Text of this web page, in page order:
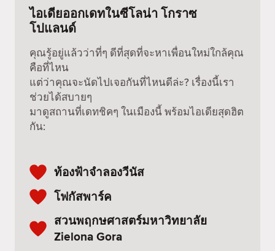
ไอเดียออกเดทในซีโลน่า โกราซ
โปแลนด์
คุณรู้อยู่แล้วว่าที่ๆ ดีที่สุดที่จะหาเพื่อนใหม่ใกล้คุณ
คือที่ไหน
แต่ว่าคุณจะนัดไปเจอกันที่ไหนดีล่ะ? เรื่องนี้เรา
ช่วยได้สบายๆ
มาดูสถานที่เดทชิคๆ ในเมืองนี้ พร้อมไอเดียสุดฮิต
กัน:
ท้องฟ้าจำลองวีนัส
โฟกัสพาร์ค
สวนพฤกษศาสตร์มหาวิทยาลัย
Zielona Gora